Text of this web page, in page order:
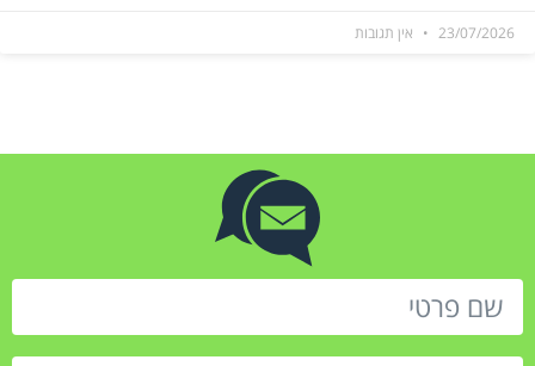
23/07/2026 אין תגובות